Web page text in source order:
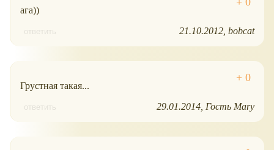
ага))
ответить 21.10.2012 bobcat
Грустная такая...
ответить 29.01.2014 Гость Mary